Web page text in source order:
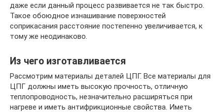
даже если данный процесс развивается не так быстро.
Такое обоюдное изнашивание поверхностей
соприкасания расстояние постепенно увеличивается, к
тому же неодинаково.
Из чего изготавливается
Рассмотрим материалы деталей ЦПГ. Все материалы для
ЦПГ должны иметь высокую прочность, отличную
теплопроводность, незначительно расширяться при
нагреве и иметь антифрикционные свойства. Иметь